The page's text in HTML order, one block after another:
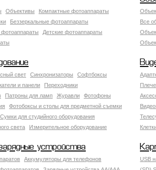
Объективы
Компактные фотоаппараты
Беззеркальные фотоаппараты
Детские фотоаппараты
Все
свет Синхронизаторы
Софтбоксы
и панели
Переходники
Патроны для ламп Журавли
Фотофоны
Фотобоксы и столы для предметной съемки
Сумки для студийного оборудования
света
Измерительное оборудование
устройства
Аккумуляторы для телефонов
USB